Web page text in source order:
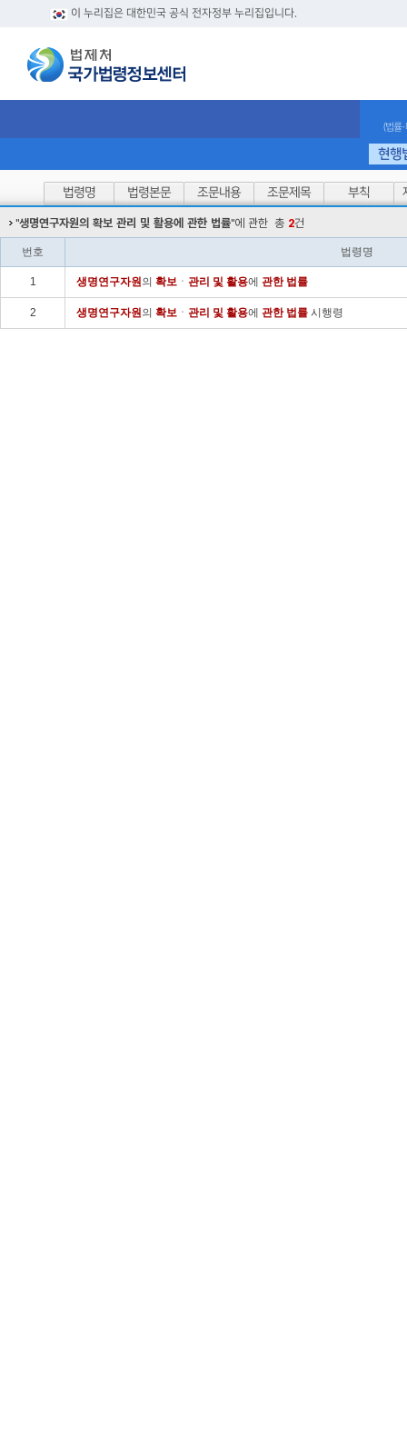
이 누리집은 대한민국 공식 전자정부 누리집입니다.
(법률
현행
법령명 법령본문 조문내용 조문제목 부칙
"생명연구자원의 확보 관리 및 활용에 관한 법률"에 관한 총 2건
번호 법령명
1 생명연구자원의 확보 ㆍ 관리 및 활용에 관한 법률
2 생명연구자원의 확보 ㆍ 관리 및 활용에 관한 법률 시행령